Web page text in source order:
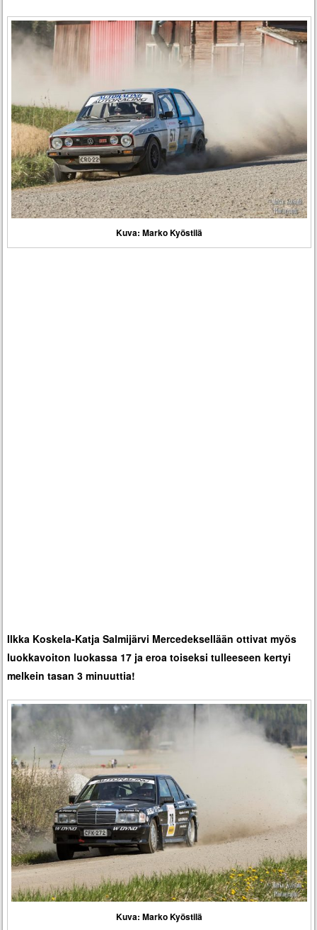
Kuva: Marko Kyöstilä
Ilkka Koskela-Katja Salmijärvi Mercedeksellään ottivat myös
luokkavoiton luokassa 17 ja eroa toiseksi tulleeseen kertyi
melkein tasan 3 minuuttia!
Kuva: Marko Kyöstilä